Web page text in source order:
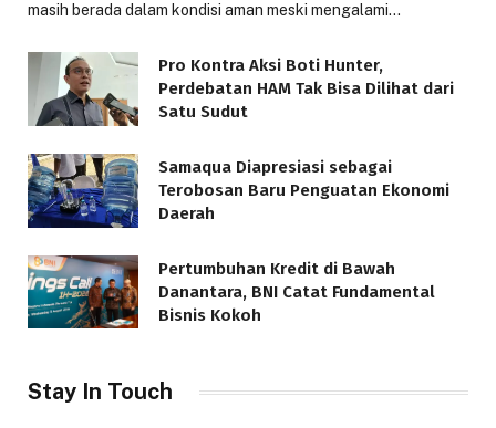
masih berada dalam kondisi aman meski mengalami…
Pro Kontra Aksi Boti Hunter,
Perdebatan HAM Tak Bisa Dilihat dari
Satu Sudut
Samaqua Diapresiasi sebagai
Terobosan Baru Penguatan Ekonomi
Daerah
Pertumbuhan Kredit di Bawah
Danantara, BNI Catat Fundamental
Bisnis Kokoh
Stay In Touch